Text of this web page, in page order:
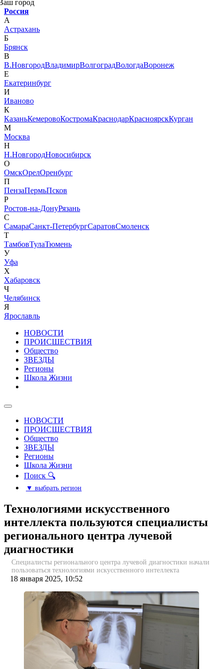
город
Россия
А
Астрахань
Б
Брянск
В
В.НовгородВладимирВолгоградВологдаВоронеж
Е
Екатеринбург
И
Иваново
К
КазаньКемеровоКостромаКраснодарКрасноярскКурган
М
Москва
Н
Н.НовгородНовосибирск
О
ОмскОрелОренбург
П
ПензаПермьПсков
Р
Ростов-на-ДонуРязань
С
СамараСанкт-ПетербургСаратовСмоленск
Т
ТамбовТулаТюмень
У
Уфа
Х
Хабаровск
Ч
Челябинск
Я
Ярославль
НОВОСТИ
ПРОИСШЕСТВИЯ
Общество
ЗВЕЗДЫ
Регионы
Школа Жизни
НОВОСТИ
ПРОИСШЕСТВИЯ
Общество
ЗВЕЗДЫ
Регионы
Школа Жизни
Поиск 🔍
▼ выбрать регион
Технологиями искусственного
интеллекта пользуются специалисты
регионального центра лучевой
диагностики
Специалисты регионального центра лучевой диагностики начали
пользоваться технологиями искусственного интеллекта
18 января 2025, 10:52